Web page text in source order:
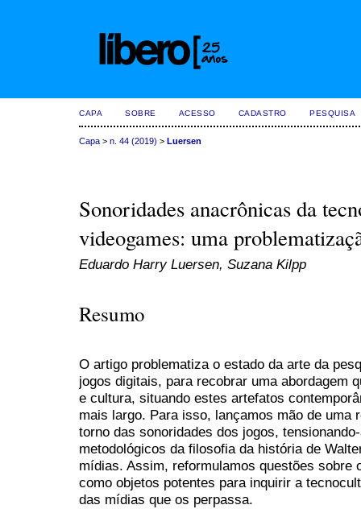
CAPA SOBRE ACESSO CADASTRO PESQUISA
Capa > n. 44 (2019) > Luersen
Sonoridades anacrônicas da
videogames: uma
Eduardo Harry Luersen, Suzana Kilpp
Resumo
O artigo problematiza o estado da arte da
jogos digitais, para recobrar uma abordagem
e cultura, situando estes artefatos
mais largo. Para isso, lançamos mão de uma
torno das sonoridades dos jogos,
metodológicos da filosofia da história de
mídias. Assim, reformulamos questões sobre
como objetos potentes para inquirir a
das mídias que os perpassa.